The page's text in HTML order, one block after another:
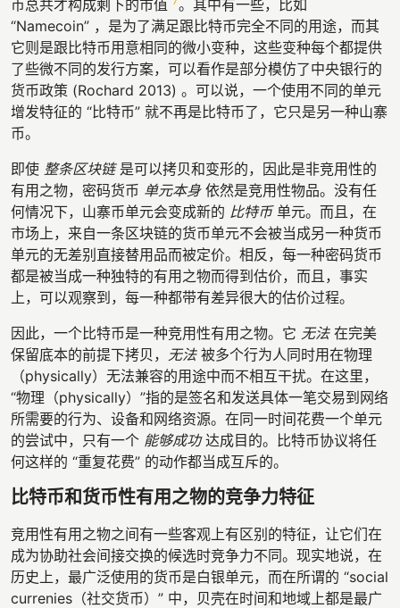
币总共才构成剩下的市值
。其中有一些，比如
“Namecoin” ，是为了满足跟比特币完全不同的用途，而其
它则是跟比特币用意相同的微小变种，这些变种每个都提供
了些微不同的发行方案，可以看作是部分模仿了中央银行的
货币政策 (Rochard 2013) 。可以说，一个使用不同的单元
增发特征的 “比特币” 就不再是比特币了，它只是另一种山寨
币。
即使 整条区块链是可以拷贝和变形的，因此是非竞用性的
有用之物，密码货币 单元本身依然是竞用性物品。没有任
何情况下，山寨币单元会变成新的 比特币单元。而且，在
市场上，来自一条区块链的货币单元不会被当成另一种货币
单元的无差别直接替用品而被定价。相反，每一种密码货币
都是被当成一种独特的有用之物而得到估价，而且，事实
上，可以观察到，每一种都带有差异很大的估价过程。
因此，一个比特币是一种竞用性有用之物。它 无法在完美
保留底本的前提下拷贝， 无法被多个行为人同时用在物理
（physically）无法兼容的用途中而不相互干扰。在这里，
“物理（physically）”指的是签名和发送具体一笔交易到网络
所需要的行为、设备和网络资源。在同一时间花费一个单元
的尝试中，只有一个 能够成功达成目的。比特币协议将任
何这样的 “重复花费” 的动作都当成互斥的。
比特币和货币性有用之物的竞争力特征
竞用性有用之物之间有一些客观上有区别的特征，让它们在
成为协助社会间接交换的候选时竞争力不同。现实地说，在
历史上，最广泛使用的货币是白银单元，而在所谓的 “social
currenies（社交货币）” 中，贝壳在时间和地域上都是最广